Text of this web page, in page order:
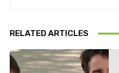
RELATED ARTICLES